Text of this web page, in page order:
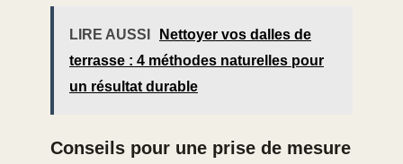
LIRE AUSSI
Nettoyer vos dalles de
terrasse : 4 méthodes naturelles pour
un résultat durable
Conseils pour une prise de mesure